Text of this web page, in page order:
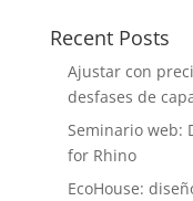
Recent Posts
Ajustar con
desfases de
Seminario web:
for Rhino
EcoHouse: